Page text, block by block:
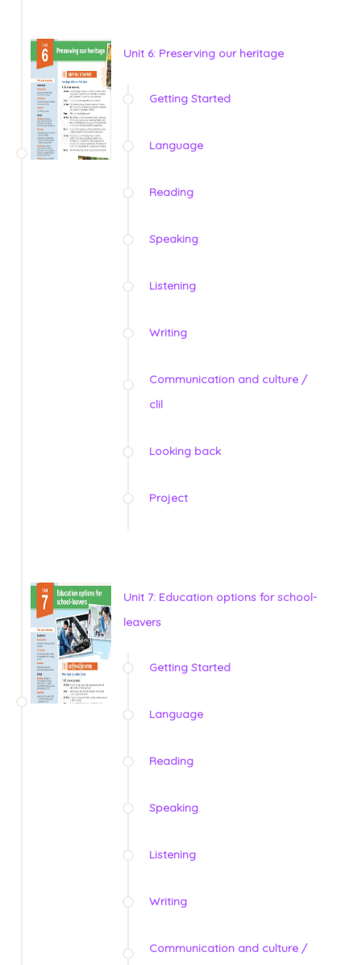
Unit 6: Preserving our heritage
Getting Started
Language
Reading
Speaking
Listening
Writing
Communication and culture /
clil
Looking back
Project
Unit 7: Education options for school-
leavers
Getting Started
Language
Reading
Speaking
Listening
Writing
Communication and culture /